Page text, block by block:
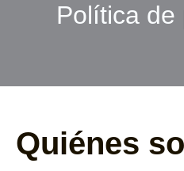
Política de
Quiénes